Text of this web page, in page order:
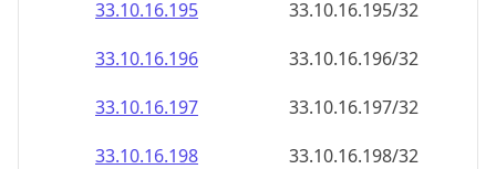
33.10.16.204
33.10.16.204/32
33.10.16.205
33.10.16.205/32
33.10.16.206
33.10.16.206/32
33.10.16.207
33.10.16.207/32